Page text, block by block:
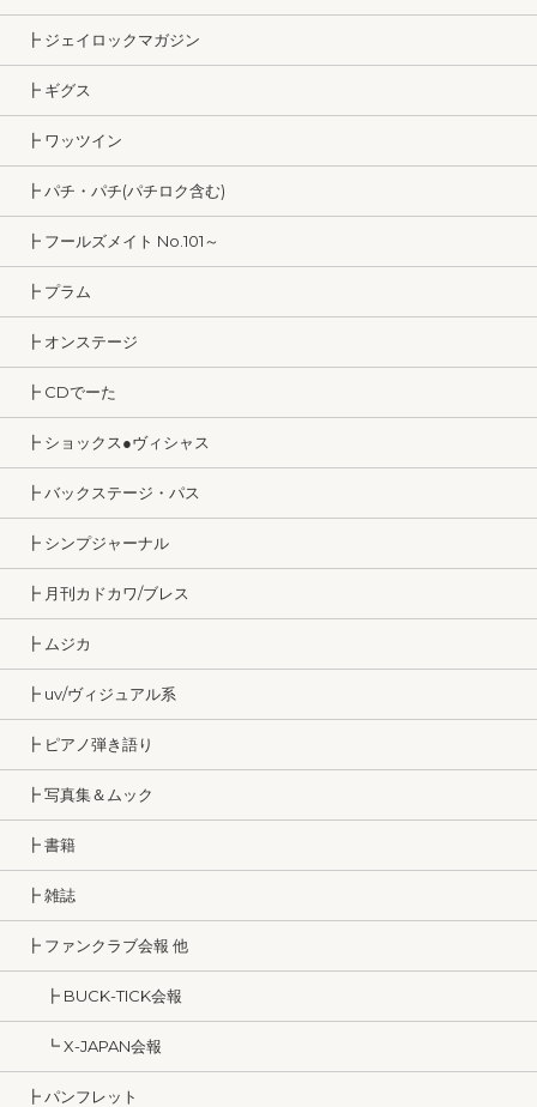
┣ ジェイロックマガジン
┣ ギグス
┣ ワッツイン
┣ パチ・パチ(パチロク含む)
┣ フールズメイト No.101～
┣ プラム
┣ オンステージ
┣ CDでーた
┣ ショックス●ヴィシャス
┣ バックステージ・パス
┣ シンプジャーナル
┣ 月刊カドカワ/ブレス
┣ ムジカ
┣ uv/ヴィジュアル系
┣ ピアノ弾き語り
┣ 写真集＆ムック
┣ 書籍
┣ 雑誌
┣ ファンクラブ会報 他
┣ BUCK-TICK会報
┗ X-JAPAN会報
┣ パンフレット